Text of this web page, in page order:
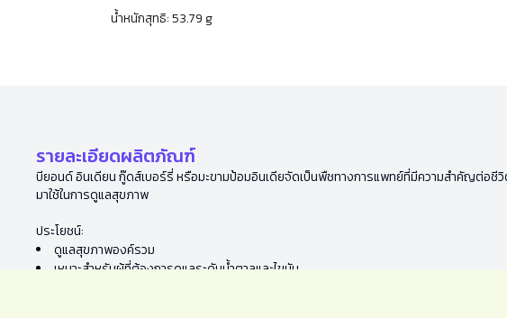
น้ำหนักสุทธิ: 53.79 g
รายละเอียดผลิตภัณฑ์
บียอนด์ อินเดียน กู๊ดส์เบอร์รี่ หรือมะขามป้อมอินเดียจัดเป็นพืชทางการแพทย์ที่มีความสำคัญต่อชี
มาใช้ในการดูแลสุขภาพ
ประโยชน์:
ดูแลสุขภาพองค์รวม
เหมาะสำหรับผู้ที่ต้องการดูแลระดับน้ำตาลและไขมัน